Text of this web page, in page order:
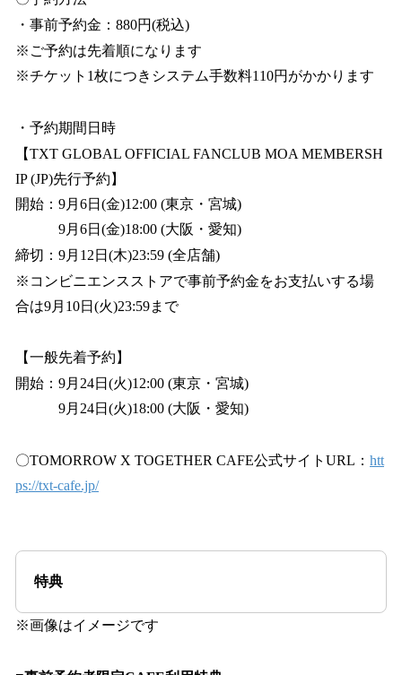
・事前予約金：880円(税込)
※ご予約は先着順になります
※チケット1枚につきシステム手数料110円がかかります
・予約期間日時
【TXT GLOBAL OFFICIAL FANCLUB MOA MEMBERSH
IP (JP)先行予約】
開始：9月6日(金)12:00 (東京・宮城)
9月6日(金)18:00 (大阪・愛知)
締切：9月12日(木)23:59 (全店舗)
※コンビニエンスストアで事前予約金をお支払いする場
合は9月10日(火)23:59まで
【一般先着予約】
開始：9月24日(火)12:00 (東京・宮城)
9月24日(火)18:00 (大阪・愛知)
〇TOMORROW X TOGETHER CAFE公式サイトURL： htt
ps://txt-cafe.jp/
特典
※画像はイメージです